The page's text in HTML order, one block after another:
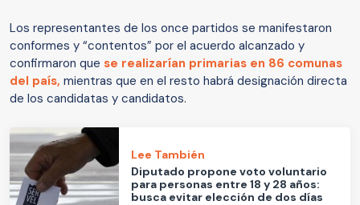
Los representantes de los once partidos se manifestaron
conformes y “contentos” por el acuerdo alcanzado y
confirmaron que se realizarían primarias en 86 comunas
del país, mientras que en el resto habrá designación directa
de los candidatas y candidatos.
Lee También
Diputado propone voto voluntario
para personas entre 18 y 28 años:
busca evitar elección de dos días